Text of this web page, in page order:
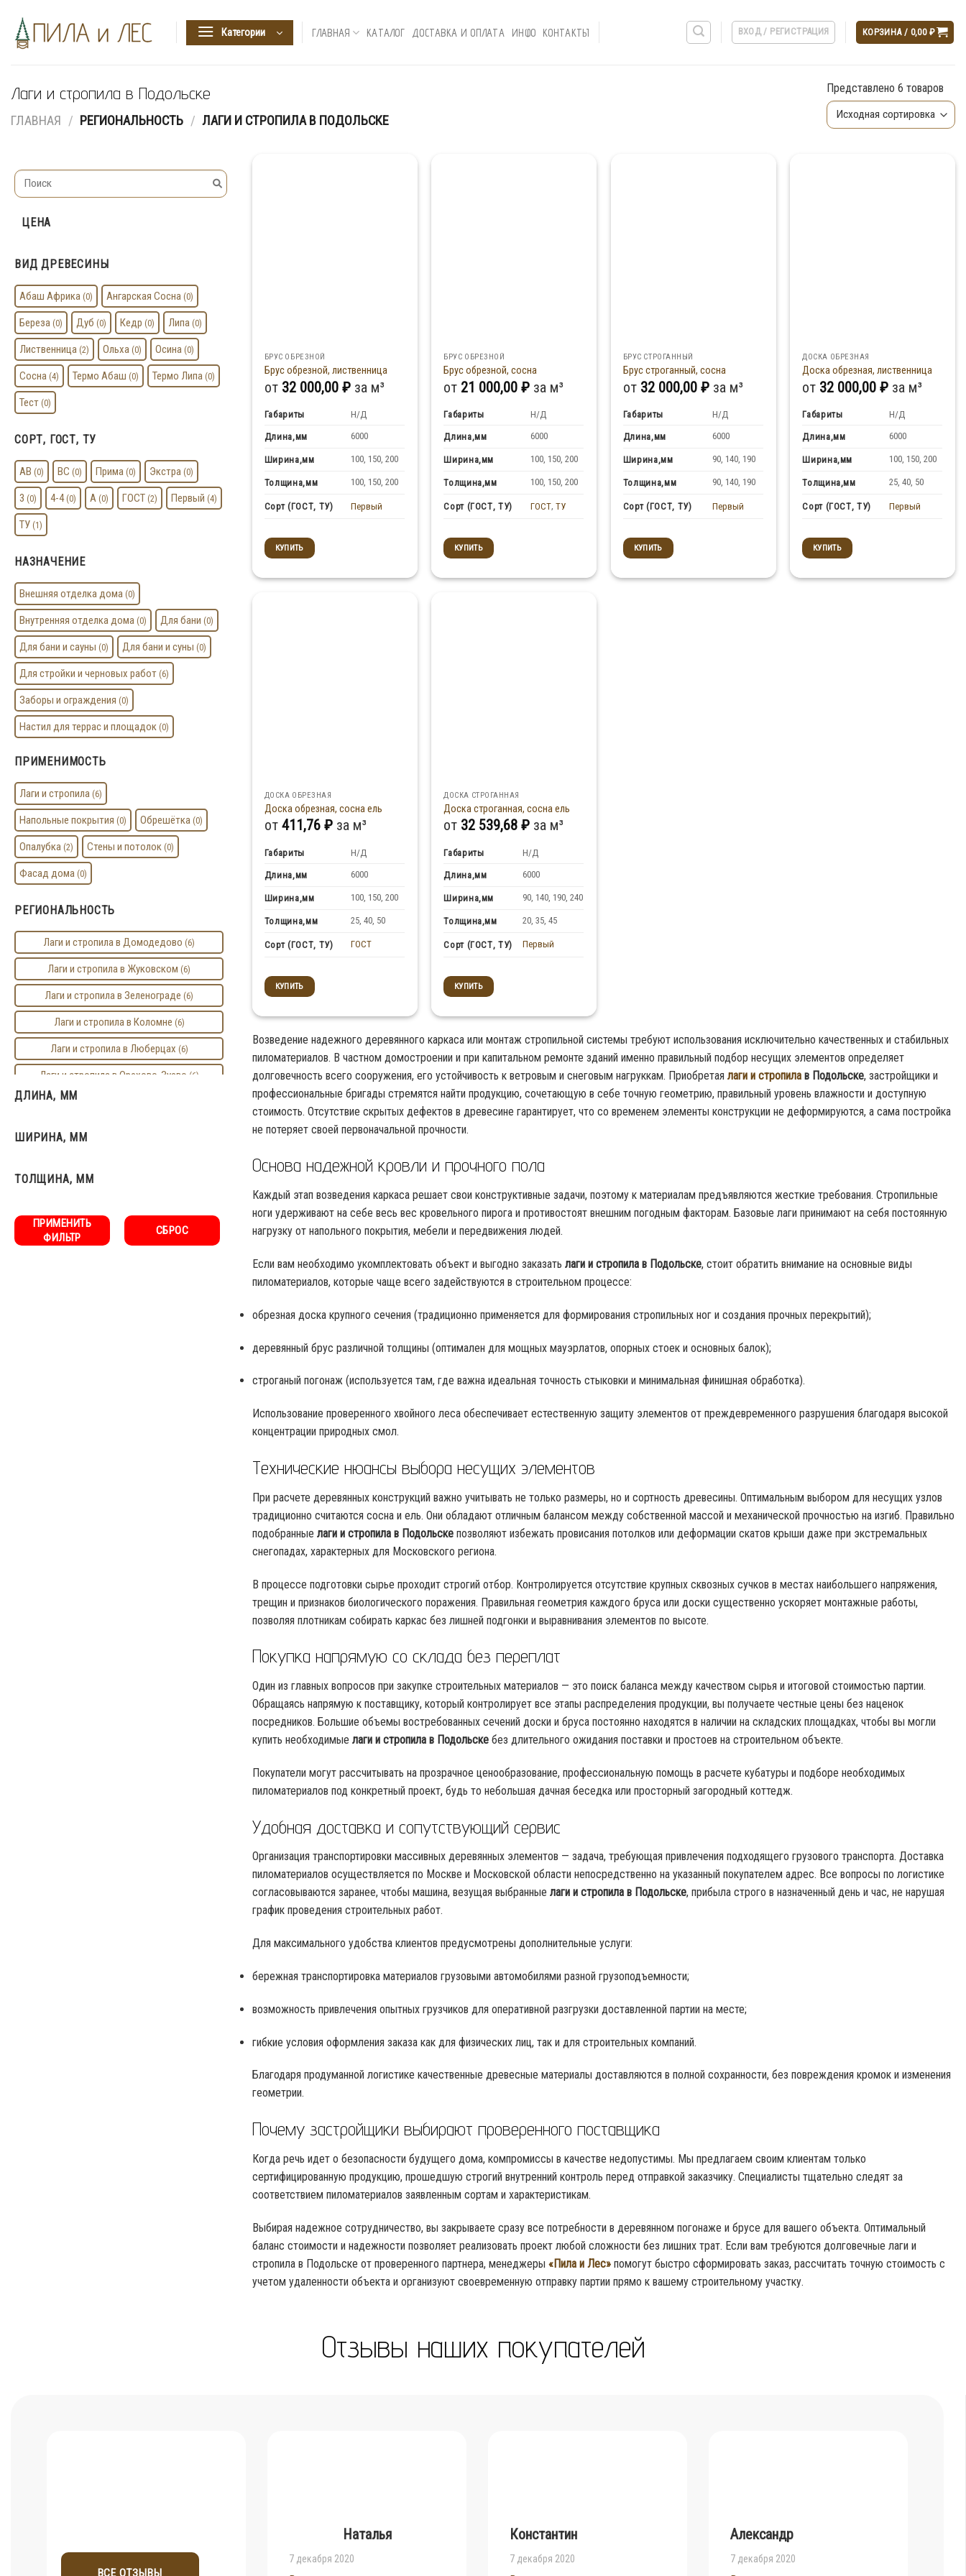
content
Категории ГЛАВНАЯ КАТАЛОГ ДОСТАВКА И ОПЛАТА ИНФО КОНТАКТЫ ВХОД / РЕГИСТРАЦИЯ КОРЗИНА / 0,00 ₽
Лаги и стропила в Подольске
ГЛАВНАЯ / РЕГИОНАЛЬНОСТЬ / ЛАГИ И СТРОПИЛА В ПОДОЛЬСКЕ
Представлено 6 товаров
ЦЕНА
ВИД ДРЕВЕСИНЫ
Абаш Африка (0) Ангарская Сосна (0)
Береза (0) Дуб (0) Кедр (0) Липа (0)
Лиственница (2) Ольха (0) Осина (0)
Сосна (4) Термо Абаш (0) Термо Липа (0)
Тест (0)
СОРТ, ГОСТ, ТУ
AB (0) BC (0) Прима (0) Экстра (0)
3 (0) 4-4 (0) А (0) ГОСТ (2) Первый (4)
ТУ (1)
НАЗНАЧЕНИЕ
Внешняя отделка дома (0)
Внутренняя отделка дома (0) Для бани (0)
Для бани и сауны (0) Для бани и суны (0)
Для стройки и черновых работ (6)
Заборы и ограждения (0)
Настил для террас и площадок (0)
ПРИМЕНИМОСТЬ
Лаги и стропила (6)
Напольные покрытия (0) Обрешётка (0)
Опалубка (2) Стены и потолок (0)
Фасад дома (0)
РЕГИОНАЛЬНОСТЬ
Лаги и стропила в Домодедово (6)
Лаги и стропила в Жуковском (6)
Лаги и стропила в Зеленограде (6)
Лаги и стропила в Коломне (6)
Лаги и стропила в Люберцах (6)
Лаги и стропила в Орехово-Зуево (6)
Лаги и стропила в Подольске
Лаги и стропила в Электростали
ДЛИНА, ММ
ШИРИНА, ММ
ТОЛЩИНА, ММ
ПРИМЕНИТЬ
ФИЛЬТР
СБРОС
БРУС ОБРЕЗНОЙ
Брус обрезной, лиственница
от 32 000,00 ₽за м³
Габариты Н/Д
Длина,мм 6000
Ширина,мм 100, 150, 200
Толщина,мм 100, 150, 200
Сорт (ГОСТ, ТУ) Первый
КУПИТЬ
БРУС ОБРЕЗНОЙ
Брус обрезной, сосна
от 21 000,00₽ за м³
Габариты Н/Д
Длина,мм 6000
Ширина,мм 100, 150, 200
Толщина,мм 100, 150, 200
Сорт (ГОСТ, ТУ) ГОСТ, ТУ
КУПИТЬ
БРУС СТРОГАННЫЙ
Брус строганный, сосна
от 32 000,00 ₽за м³
Габариты Н/Д
Длина,мм 6000
Ширина,мм 90, 140, 190
Толщина,мм 90, 140, 190
Сорт (ГОСТ, ТУ) Первый
КУПИТЬ
ДОСКА ОБРЕЗНАЯ
Доска обрезная, лиственница
от 32 000,00₽ за м³
Габариты Н/Д
Длина,мм 6000
Ширина,мм 100, 150, 200
Толщина,мм 25, 40, 50
Сорт (ГОСТ, ТУ) Первый
КУПИТЬ
ДОСКА ОБРЕЗНАЯ
Доска обрезная, сосна ель
от 411,76 ₽за м³
Габариты Н/Д
Длина,мм 6000
Ширина,мм 100, 150, 200
Толщина,мм 25, 40, 50
Сорт (ГОСТ, ТУ) ГОСТ
КУПИТЬ
ДОСКА СТРОГАННАЯ
Доска строганная, сосна ель
от 32 539,68₽ за м³
Габариты Н/Д
Длина,мм 6000
Ширина,мм 90, 140, 190, 240
Толщина,мм 20, 35, 45
Сорт (ГОСТ, ТУ) Первый
КУПИТЬ
Возведение надежного деревянного каркаса или монтаж стропильной системы требуют использования исключительно качественных и стабильных
пиломатериалов. В частном домостроении и при капитальном ремонте зданий именно правильный подбор несущих элементов определяет
долговечность всего сооружения, его устойчивость к ветровым и снеговым нагруккам. Приобретая лаги и стропила в Подольске, застройщики и
профессиональные бригады стремятся найти продукцию, сочетающую в себе точную геометрию, правильный уровень влажности и доступную
стоимость. Отсутствие скрытых дефектов в древесине гарантирует, что со временем элементы конструкции не деформируются, а сама постройка
не потеряет своей первоначальной прочности.
Основа надежной кровли и прочного пола
Каждый этап возведения каркаса решает свои конструктивные задачи, поэтому к материалам предъявляются жесткие требования. Стропильные
ноги удерживают на себе весь вес кровельного пирога и противостоят внешним погодным факторам. Базовые лаги принимают на себя постоянную
нагрузку от напольного покрытия, мебели и передвижения людей.
Если вам необходимо укомплектовать объект и выгодно заказать лаги и стропила в Подольске, стоит обратить внимание на основные виды
пиломатериалов, которые чаще всего задействуются в строительном процессе:
обрезная доска крупного сечения (традиционно применяется для формирования стропильных ног и создания прочных перекрытий);
деревянный брус различной толщины (оптимален для мощных мауэрлатов, опорных стоек и основных балок);
строганый погонаж (используется там, где важна идеальная точность стыковки и минимальная финишная обработка).
Использование проверенного хвойного леса обеспечивает естественную защиту элементов от преждевременного разрушения благодаря высокой
концентрации природных смол.
Технические нюансы выбора несущих элементов
При расчете деревянных конструкций важно учитывать не только размеры, но и сортность древесины. Оптимальным выбором для несущих узлов
традиционно считаются сосна и ель. Они обладают отличным балансом между собственной массой и механической прочностью на изгиб. Правильно
подобранные лаги и стропила в Подольске позволяют избежать провисания потолков или деформации скатов крыши даже при экстремальных
снегопадах, характерных для Московского региона.
В процессе подготовки сырье проходит строгий отбор. Контролируется отсутствие крупных сквозных сучков в местах наибольшего напряжения,
трещин и признаков биологического поражения. Правильная геометрия каждого бруса или доски существенно ускоряет монтажные работы,
позволяя плотникам собирать каркас без лишней подгонки и выравнивания элементов по высоте.
Покупка напрямую со склада без переплат
Один из главных вопросов при закупке строительных материалов — это поиск баланса между качеством сырья и итоговой стоимостью партии.
Обращаясь напрямую к поставщику, который контролирует все этапы распределения продукции, вы получаете честные цены без наценок
посредников. Большие объемы востребованных сечений доски и бруса постоянно находятся в наличии на складских площадках, чтобы вы могли
купить необходимые лаги и стропила в Подольске без длительного ожидания поставки и простоев на строительном объекте.
Покупатели могут рассчитывать на прозрачное ценообразование, профессиональную помощь в расчете кубатуры и подборе необходимых
пиломатериалов под конкретный проект, будь то небольшая дачная беседка или просторный загородный коттедж.
Удобная доставка и сопутствующий сервис
Организация транспортировки массивных деревянных элементов — задача, требующая привлечения подходящего грузового транспорта. Доставка
пиломатериалов осуществляется по Москве и Московской области непосредственно на указанный покупателем адрес. Все вопросы по логистике
согласовываются заранее, чтобы машина, везущая выбранные лаги и стропила в Подольске, прибыла строго в назначенный день и час, не нарушая
график проведения строительных работ.
Для максимального удобства клиентов предусмотрены дополнительные услуги:
бережная транспортировка материалов грузовыми автомобилями разной грузоподъемности;
возможность привлечения опытных грузчиков для оперативной разгрузки доставленной партии на месте;
гибкие условия оформления заказа как для физических лиц, так и для строительных компаний.
Благодаря продуманной логистике качественные древесные материалы доставляются в полной сохранности, без повреждения кромок и изменения
геометрии.
Почему застройщики выбирают проверенного поставщика
Когда речь идет о безопасности будущего дома, компромиссы в качестве недопустимы. Мы предлагаем своим клиентам только
сертифицированную продукцию, прошедшую строгий внутренний контроль перед отправкой заказчику. Специалисты тщательно следят за
соответствием пиломатериалов заявленным сортам и характеристикам.
Выбирая надежное сотрудничество, вы закрываете сразу все потребности в деревянном погонаже и брусе для вашего объекта. Оптимальный
баланс стоимости и надежности позволяет реализовать проект любой сложности без лишних трат. Если вам требуются долговечные лаги и
стропила в Подольске от проверенного партнера, менеджеры «Пила и Лес» помогут быстро сформировать заказ, рассчитать точную стоимость с
учетом удаленности объекта и организуют своевременную отправку партии прямо к вашему строительному участку.
Отзывы наших покупателей
ВСЕ ОТЗЫВЫ
Наталья
7 декабря 2020
Константин
7 декабря 2020
Александр
7 декабря 2020